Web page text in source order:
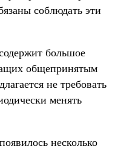
соб­людать эти
боль­шое
общепри­нятым
не тре­бовать
менять
нес­коль­ко